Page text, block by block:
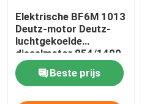
gebruikte zware machines
Diesel Generatorreeks
Elektrische BF6M 1013
Deutz-motor Deutz-
luchtgekoelde
dieselmotor 854/1400
N.M/R/Min
Beste prijs